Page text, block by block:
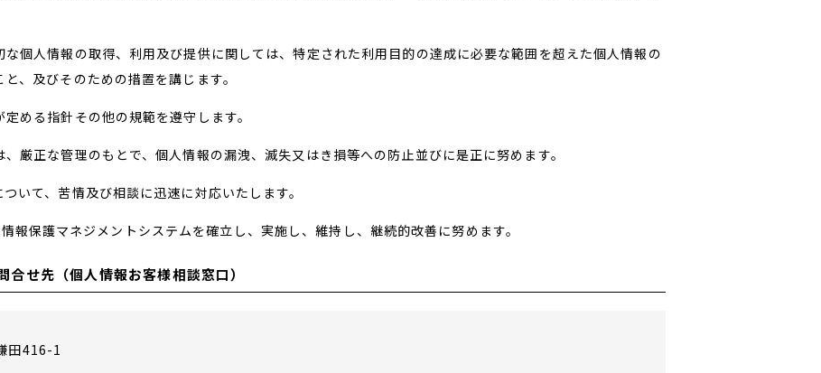
個人情報の取得、利用及び提供に関しては、特定された利用目的の達成に必要な範囲を超えた個人情報の
、及びそのための措置を講じます。
める指針その他の規範を遵守します。
厳正な管理のもとで、個人情報の漏洩、滅失又はき損等への防止並びに是正に努めます。
いて、苦情及び相談に迅速に対応いたします。
保護マネジメントシステムを確立し、実施し、維持し、継続的改善に努めます。
せ先（個人情報お客様相談窓口）
田416-1